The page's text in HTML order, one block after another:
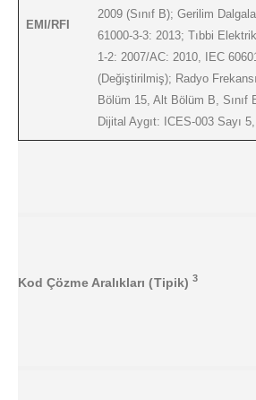
EMI/RFI
2009 (Sınıf B); Gerilim
61000-3-3: 2013; Tıbbi
1-2: 2007/AC: 2010, IEC
(Değiştirilmiş); Radyo
Bölüm 15, Alt Bölüm B, Sınıf
Dijital Aygıt: ICES-003 Sayı 5,
Kod Çözme Aralıkları (Tipik)3